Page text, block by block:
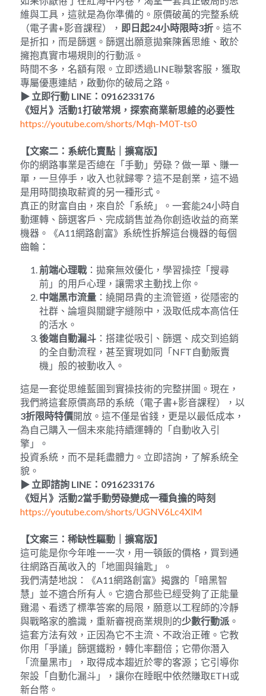
維與工具，這就是為你準備的。原價破萬的完整系統
（電子書+影音課程）， 即日起24小時限時3折 。這不
是折扣，而是篩選。篩選出願意拋棄陳舊思維、敢於
擁抱真實市場規則的行動派。
時間不多，名額有限。立即透過LINE聯繫客服，獲取
專屬優惠連結，啟動你的破局之路。
▶ 立即行動 LINE ： 0916233176
《短片》活動1打破常規，探索商業新思維的必要性
https://youtube.com/shorts/Mqh-M0T-ts0
【文案二：系統化賣點｜擴寫版】
你的網路事業是否總在「手動」勞碌？做一單、賺一
單，一旦停手，收入也就歸零？這不是創業，這不過
是用時間換取薪資的另一種形式。
真正的財富自由，來自於「系統」。一套能24小時自
動運轉、篩選客戶、完成銷售並為你創造收益的商業
機器。《A11網路創富》系統性拆解這台機器的每個
齒輪：
前端心理戰：拋棄無效優化，學習操控「搜尋
前」的用戶心理，讓需求主動找上你。
中端黑市流量 ：繞開昂貴的主流管道，從隱密的
社群、論壇與關鍵字縫隙中，汲取低成本高信任
的活水。
後端自動漏斗 ：搭建從吸引、篩選、成交到追銷
的全自動流程，甚至實現如同「NFT自動販賣
機」般的被動收入。
這是一套從思維藍圖到實操技術的完整拼圖。現在，
我們將這套原價高昂的系統（電子書+影音課程），以
3折限時特價開放。這不僅是省錢，更是以最低成本，
為自己購入一個未來能持續運轉的「自動收入引
擎」。
投資系統，而不是耗盡體力。立即諮詢，了解系統全
貌。
▶ 立即諮詢 LINE ： 0916233176
《短片》活動2當手動勞碌變成一種負擔的時刻
https://youtube.com/shorts/UGNV6Lc4XlM
【文案三：稀缺性驅動｜擴寫版】
這可能是你今年唯一一次，用一頓飯的價格，買到通
往網路百萬收入的「地圖與鑰匙」。
我們清楚地說：《A11網路創富》揭露的「暗黑智
慧」並不適合所有人。它適合那些已經受夠了正能量
雞湯、看透了標準答案的局限，願意以工程師的冷靜
與戰略家的膽識，重新審視商業規則的少數行動派 。
這套方法有效，正因為它不主流、不政治正確。它教
你用「爭議」篩選鐵粉，轉化率翻倍；它帶你潛入
「流量黑市」，取得成本趨近於零的客源；它引導你
架設「自動化漏斗」，讓你在睡眠中依然賺取ETH或
新台幣。